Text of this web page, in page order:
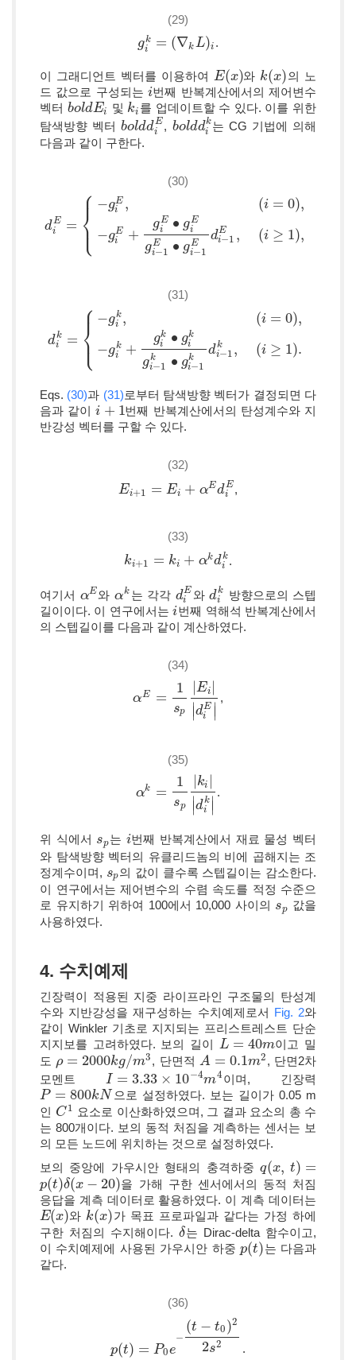
(29)
gk
i
= (∇kL)i
gik =(∇kL)i .
이 그래디언트 벡터를 이용하여 E(x)
E(x) 와 k(x)
k(x) 의 노
드 값으로 구성되는 i
i 번째 반복계산에서의 제어변수
벡터 boldEi
boldEi 및 ki
ki 를 업데이트할 수 있다. 이를 위한
탐색방향 벡터bolddE
i
bolddiE , bolddk
i
bolddik 는 CG 기법에 의해
다음과 같이 구한다.
(30)
dE
i
= ⎧
⎩
⎨⎪
⎪
−gE
i
,
−gE
i
+
gE
i
∙ gE
i
gE
i−1 ∙ gE
i−1
dE
i−1 ,
(i = 0),
(i ≥ 1),
diE ={− gi 0) +giE∙giEg 1E∙ d i
(31)
dk
i
= ⎧
⎩
⎨⎪
⎪
−gk
i ,
−gk
i
+
gk
i
∙ gk
i
gk
i−1 ∙ gk
i−1
dk
i−1 ,
(i = 0),
(i ≥ 1).
dik ={− gi 0) +gik ∙g ikg k∙g − ≥1
Eqs. (30)과 (31)로부터 탐색방향 벡터가 결정되면 다
음과 같이i + 1
i+1
번째 반복계산에서의 탄성계수와 지
반강성 벡터를 구할 수 있다.
(32)
Ei+1 = Ei + αEdE
i
Ei+1= Ei+αE diE ,
(33)
ki+1 = ki + αkdk
i
ki+1 ki+ αk dik
여기서 αE
αE 와 αk
αk 는 각각 dE
i
diE와dk
i
dik 방향으로의 스텝
길이이다. 이 연구에서는i
i 번째 역해석 반복계산에서
의 스텝길이를 다음과 같이 계산하였다.
(34)
αE =
1
sp
|Ei
∣dE
i
∣
αE= 1s p|Ei ||diE| ,
(35)
αk =
1
sp
ki
∣∣dk
i
∣∣
αk= 1s p|ki| |dik| .
위 식에서 sp
sp는 i
i 번째 반복계산에서 재료 물성 벡터
와 탐색방향 벡터의 유클리드놈의 비에 곱해지는 조
정계수이며, sp
sp의 값이 클수록 스텝길이는 감소한다.
이 연구에서는 제어변수의 수렴 속도를 적정 수준으
로 유지하기 위하여 100에서 10,000 사이의 sp
sp 값을
사용하였다.
4. 수치예제
긴장력이 적용된 지중 라이프라인 구조물의 탄성계
수와 지반강성을 재구성하는 수치예제로서 Fig. 2와
같이 Winkler 기초로 지지되는 프리스트레스트 단순
지지보를 고려하였다. 보의 길이 L = 40m
L= 40 m
이고 밀
도 ρ = 2000kg/m3
ρ=2000kg/m3 , 단면적 A = 0.1m2
A= 0.1m2
, 단면2차
모멘트 I = 3.33 × 10−4m4
I= 3.33×10 −4 m4
이며, 긴장력
P = 800kN
P= 800kN
으로 설정하였다. 보는 길이가 0.05 m
인 C 1
C1
요소로 이산화하였으며, 그 결과 요소의 총 수
는 800개이다. 보의 동적 처짐을 계측하는 센서는 보
의 모든 노드에 위치하는 것으로 설정하였다.
보의 중앙에 가우시안 형태의 충격하중q(x, t) =
q(x,t) =
p(t)δ(x − 20)
p(t) δ(x−20)
을 가해 구한 센서에서의 동적 처짐
응답을 계측 데이터로 활용하였다. 이 계측 데이터는
E(x)
E(x) 와 k(x)
k(x) 가 목표 프로파일과 같다는 가정 하에
구한 처짐의 수지해이다.δ
δ는 Dirac-delta 함수이고,
이 수치예제에 사용된 가우시안 하중p(t)
p(t) 는 다음과
같다.
(36)
p(t) = P0e
−
(t − t0)2
2s2
p(t)= P0 e−(t− 2s2 .